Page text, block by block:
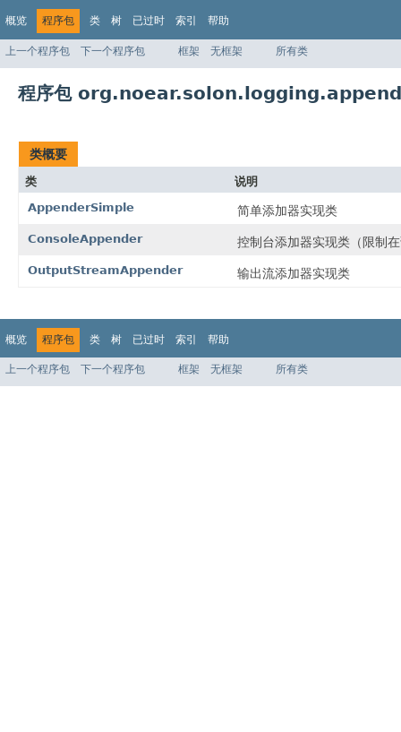
概览 程序包 类 树 已过时 索引 帮助
上一个程序包 下一个程序包 框架 无框架 所有类
程序包
类概要
类
说明
AppenderSimple
简单添加器实现类
ConsoleAppender 控制台添加器实现类（限制
OutputStreamAppender 输出流添加器实现类
概览 程序包 类 树 已过时 索引 帮助
上一个程序包 下一个程序包 框架 无框架 所有类